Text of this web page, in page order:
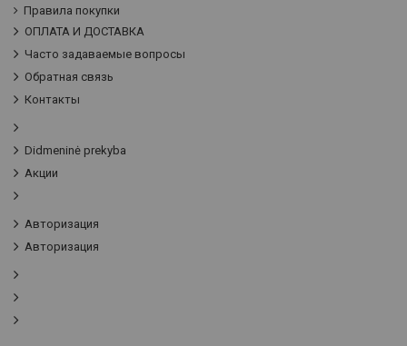
Правила покупки
ОПЛАТА И ДОСТАВКА
Часто задаваемые вопросы
Обратная связь
Контакты
Didmeninė prekyba
Акции
Авторизация
Авторизация